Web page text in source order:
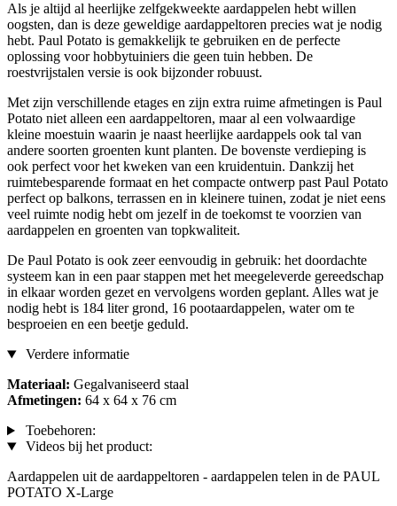
Als je altijd al heerlijke zelfgekweekte aardappelen hebt willen
oogsten, dan is deze geweldige aardappeltoren precies wat je nodig
hebt. Paul Potato is gemakkelijk te gebruiken en de perfecte
oplossing voor hobbytuiniers die geen tuin hebben. De
roestvrijstalen versie is ook bijzonder robuust.
Met zijn verschillende etages en zijn extra ruime afmetingen is Paul
Potato niet alleen een aardappeltoren, maar al een volwaardige
kleine moestuin waarin je naast heerlijke aardappels ook tal van
andere soorten groenten kunt planten. De bovenste verdieping is
ook perfect voor het kweken van een kruidentuin. Dankzij het
ruimtebesparende formaat en het compacte ontwerp past Paul Potato
perfect op balkons, terrassen en in kleinere tuinen, zodat je niet eens
veel ruimte nodig hebt om jezelf in de toekomst te voorzien van
aardappelen en groenten van topkwaliteit.
De Paul Potato is ook zeer eenvoudig in gebruik: het doordachte
systeem kan in een paar stappen met het meegeleverde gereedschap
in elkaar worden gezet en vervolgens worden geplant. Alles wat je
nodig hebt is 184 liter grond, 16 pootaardappelen, water om te
besproeien en een beetje geduld.
Verdere informatie
Materiaal: Gegalvaniseerd staal
Afmetingen: 64 x 64 x 76 cm
Toebehoren:
Videos bij het product:
Aardappelen uit de aardappeltoren - aardappelen telen in de PAUL
POTATO X-Large